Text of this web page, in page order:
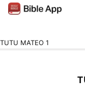
TUTU MATEO 1